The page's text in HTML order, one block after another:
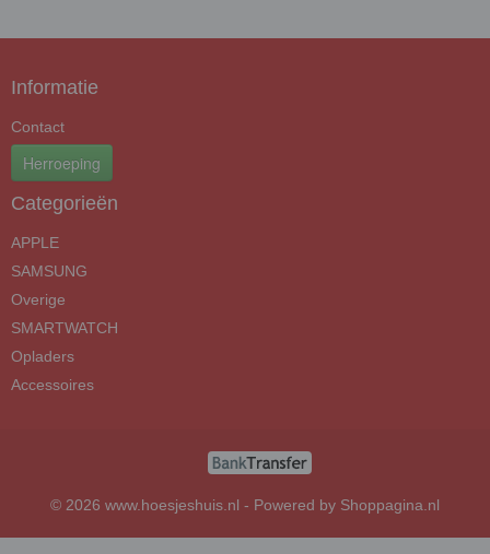
Informatie
Contact
Herroeping
Categorieën
APPLE
SAMSUNG
Overige
SMARTWATCH
Opladers
Accessoires
© 2026 www.hoesjeshuis.nl - Powered by Shoppagina.nl